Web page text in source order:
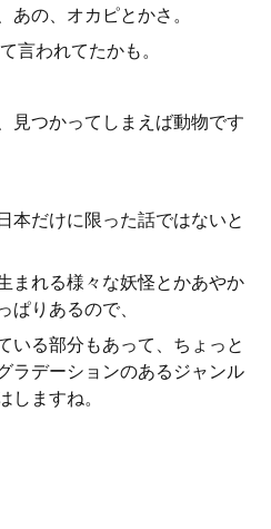
あの、オカピとかさ。
言われてたかも。
見つかってしまえば動物です
本だけに限った話ではないと
まれる様々な妖怪とかあやか
ぱりあるので、
いる部分もあって、ちょっと
ラデーションのあるジャンル
しますね。